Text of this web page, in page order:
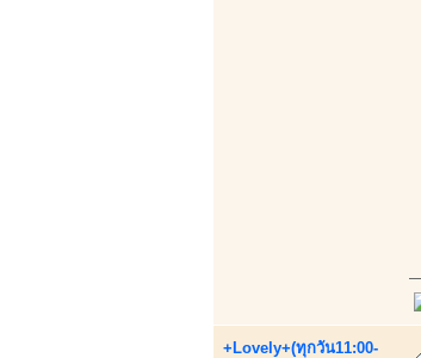
+Lovely+(ทุกวัน11:00-